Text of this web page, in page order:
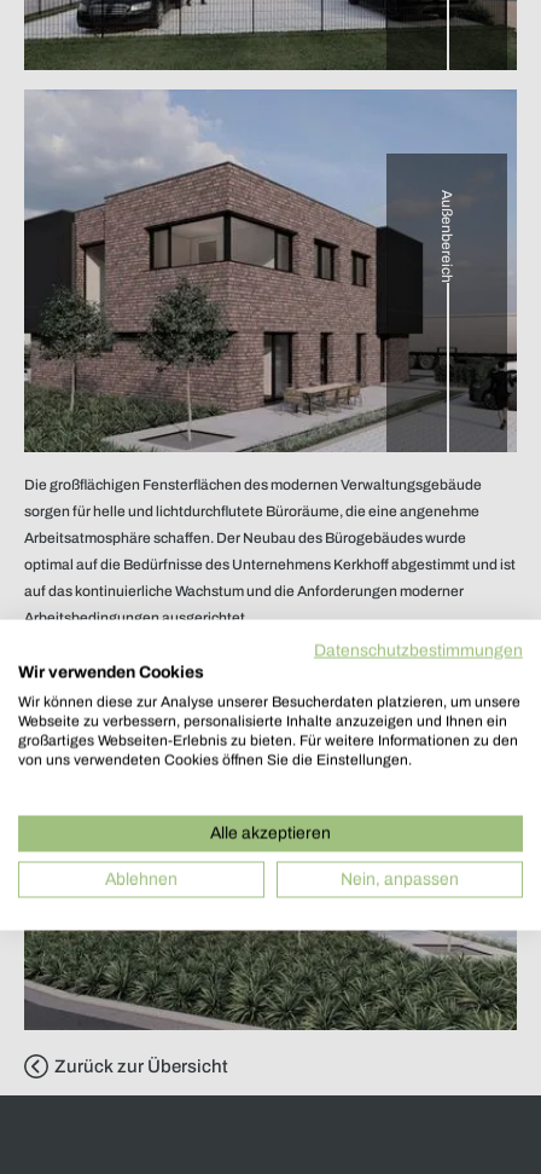
Außenbereich
Die großflächigen Fensterflächen des modernen Verwaltungsgebäude
sorgen für helle und lichtdurchflutete Büroräume, die eine angenehme
Arbeitsatmosphäre schaffen. Der Neubau des Bürogebäudes wurde
optimal auf die Bedürfnisse des Unternehmens Kerkhoff abgestimmt und ist
auf das kontinuierliche Wachstum und die Anforderungen moderner
Arbeitsbedingungen ausgerichtet.
S
t
r
a
ß
e
n
p
e
r
s
p
e
k
t
i
v
e
d
e
s
n
e
u
e
n
V
e
r
w
a
l
t
u
n
g
s
g
e
b
ä
u
d
e
s
Zurück zur Übersicht
Datenschutzbestimmungen
Wir verwenden Cookies
Wir können diese zur Analyse unserer Besucherdaten platzieren, um unsere
Webseite zu verbessern, personalisierte Inhalte anzuzeigen und Ihnen ein
großartiges Webseiten-Erlebnis zu bieten. Für weitere Informationen zu den
von uns verwendeten Cookies öffnen Sie die Einstellungen.
Alle akzeptieren
Ablehnen Nein, anpassen